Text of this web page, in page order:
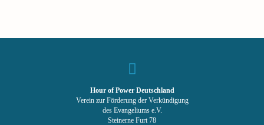
Hour of Power Deutschland
Verein zur Förderung der Verkündigung
des Evangeliums e.V.
Steinerne Furt 78